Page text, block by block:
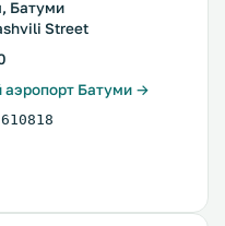
Батуми
Street
Батуми →